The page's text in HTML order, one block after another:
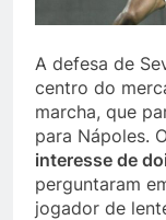
A defesa de
centro do
marcha, que
para Nápoles.
interesse de
perguntaram
jogador de